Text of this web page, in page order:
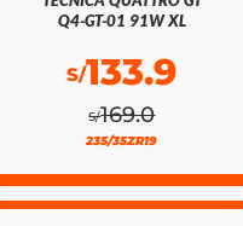
Q4-GT-01 91W XL
S/169.0
S/133.9
235/35ZR19